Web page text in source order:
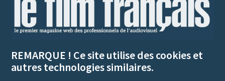
REMARQUE ! Ce site utilise des cookies et
autres technologies similaires.